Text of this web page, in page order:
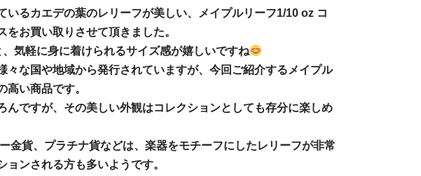
いるカエデの葉のレリーフが美しい、メイプルリーフ1/10 oz コ
をお買い取りさせて頂きました。
気軽に身に着けられるサイズ感が嬉しいですね
々な国や地域から発行されていますが、今回ご紹介するメイプル
高い商品です。
んですが、その美しい外観はコレクションとしても存分に楽しめ
金貨、プラチナ貨などは、楽器をモチーフにしたレリーフが非常
ョンされる方も多いようです。